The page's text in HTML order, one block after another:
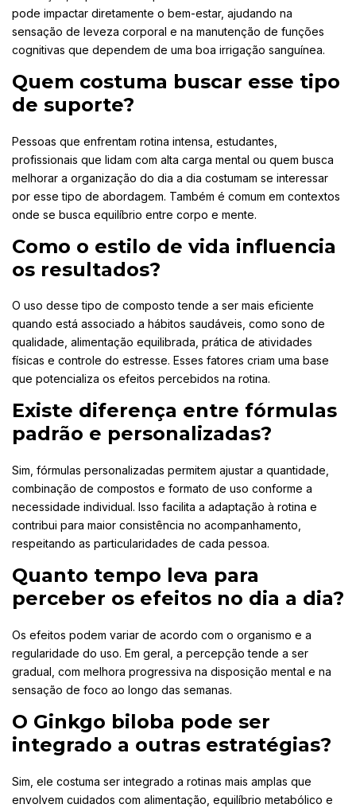
pode impactar diretamente o bem-estar, ajudando na
sensação de leveza corporal e na manutenção de funções
cognitivas que dependem de uma boa irrigação sanguínea.
Quem costuma buscar esse tipo
de suporte?
Pessoas que enfrentam rotina intensa, estudantes,
profissionais que lidam com alta carga mental ou quem busca
melhorar a organização do dia a dia costumam se interessar
por esse tipo de abordagem. Também é comum em contextos
onde se busca equilíbrio entre corpo e mente.
Como o estilo de vida influencia
os resultados?
O uso desse tipo de composto tende a ser mais eficiente
quando está associado a hábitos saudáveis, como sono de
qualidade, alimentação equilibrada, prática de atividades
físicas e controle do estresse. Esses fatores criam uma base
que potencializa os efeitos percebidos na rotina.
Existe diferença entre fórmulas
padrão e personalizadas?
Sim, fórmulas personalizadas permitem ajustar a quantidade,
combinação de compostos e formato de uso conforme a
necessidade individual. Isso facilita a adaptação à rotina e
contribui para maior consistência no acompanhamento,
respeitando as particularidades de cada pessoa.
Quanto tempo leva para
perceber os efeitos no dia a dia?
Os efeitos podem variar de acordo com o organismo e a
regularidade do uso. Em geral, a percepção tende a ser
gradual, com melhora progressiva na disposição mental e na
sensação de foco ao longo das semanas.
O Ginkgo biloba pode ser
integrado a outras estratégias?
Sim, ele costuma ser integrado a rotinas mais amplas que
envolvem cuidados com alimentação, equilíbrio metabólico e